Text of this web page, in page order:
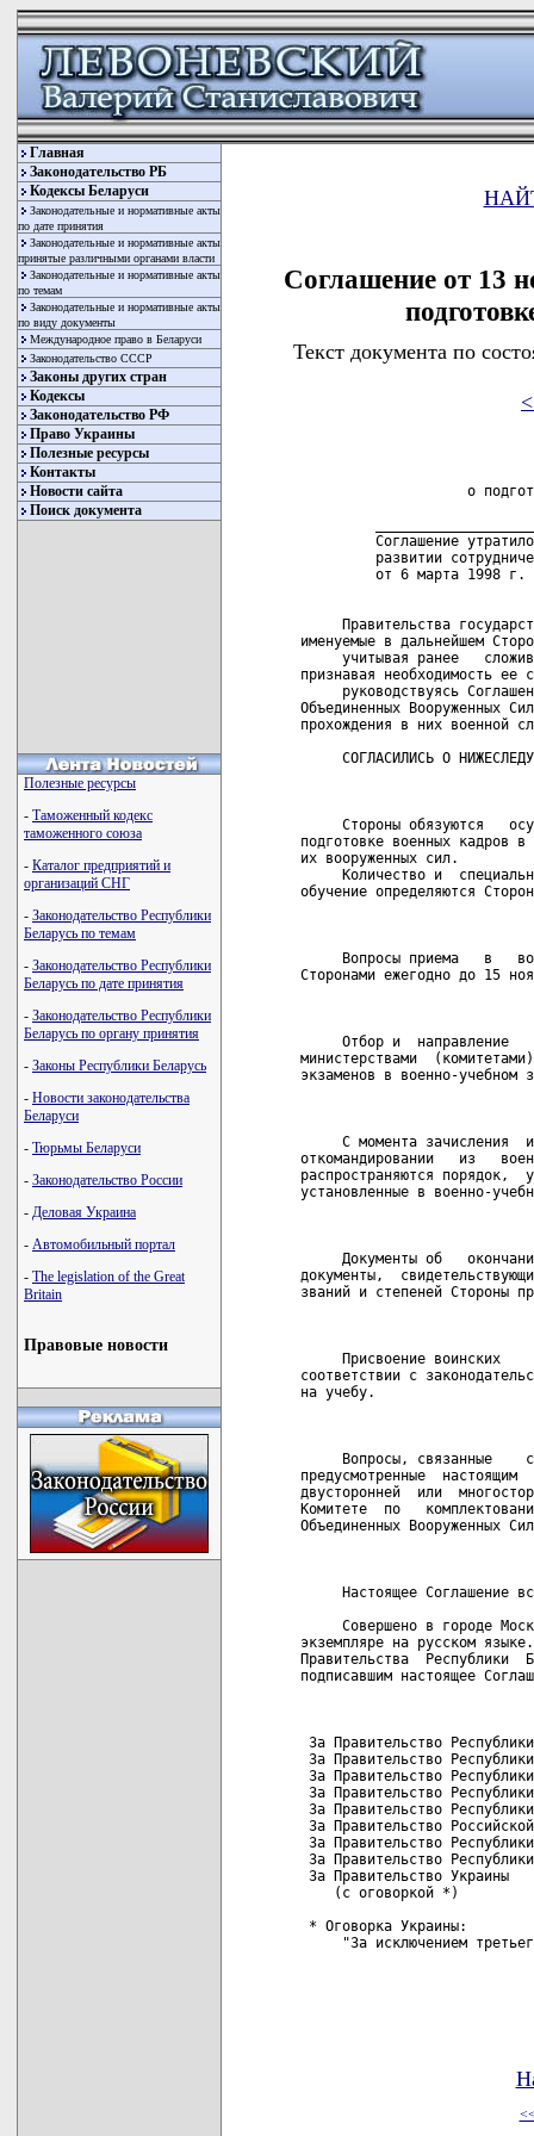
Главная
Законодательство РБ
Кодексы Беларуси
Законодательные и нормативные акты
по дате принятия
Законодательные и нормативные акты
принятые различными органами власти
Законодательные и нормативные акты
по темам
Законодательные и нормативные акты
по виду документы
Международное право в Беларуси
Законодательство СССР
Законы других стран
Кодексы
Законодательство РФ
Право Украины
Полезные ресурсы
Контакты
Новости сайта
Поиск документа
Полезные ресурсы
- Таможенный кодекс
таможенного союза
- Каталог предприятий и
организаций СНГ
- Законодательство Республики
Беларусь по темам
- Законодательство Республики
Беларусь по дате принятия
- Законодательство Республики
Беларусь по органу принятия
- Законы Республики Беларусь
- Новости законодательства
Беларуси
- Тюрьмы Беларуси
- Законодательство России
- Деловая Украина
- Автомобильный портал
- The legislation of the Great
Britain
Правовые новости
Соглашение от 13
Текст документа по
о
Соглашение
развитии
         от 6 марта 1998 г.
Правительства
именуемые в дальнейшем
учитывая ранее
признавая необходимость ее
руководствуясь
Объединенных Вооруженных
прохождения в них военной
СОГЛАСИЛИСЬ О
Стороны обязуются
подготовке военных кадров
их вооруженных сил.
Количество и
обучение определяются
Вопросы приема   в
Сторонами ежегодно до 15
Отбор и  направление
министерствами
экзаменов в военно-учебном
С момента зачисления
откомандировании   из
распространяются порядок,
установленные в военно-
Документы об
документы,
званий и степеней Стороны
Присвоение воинских
соответствии с
на учебу.
Вопросы, связанные
предусмотренные
двусторонней  или
Комитете  по
Объединенных Вооруженных
Настоящее Соглашение
Совершено в городе
экземпляре на русском
Правительства  Республики
подписавшим настоящее
За Правительство
За Правительство
За Правительство
За Правительство
За Правительство
За Правительство
За Правительство
За Правительство
За Правительство Украины
(с оговоркой *)
* Оговорка Украины:
"За исключением